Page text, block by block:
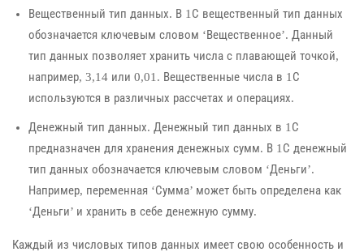
Вещественный тип данных. В 1С вещественный тип данных
обозначается ключевым словом ‘Вещественное’. Данный
тип данных позволяет хранить числа с плавающей точкой,
например, 3,14 или 0,01. Вещественные числа в 1С
используются в различных рассчетах и операциях.
Денежный тип данных. Денежный тип данных в 1С
предназначен для хранения денежных сумм. В 1С денежный
тип данных обозначается ключевым словом ‘Деньги’.
Например, переменная ‘Сумма’ может быть определена как
‘Деньги’ и хранить в себе денежную сумму.
Каждый из числовых типов данных имеет свою особенность и